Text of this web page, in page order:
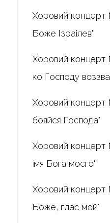
Хоровий концерт
Боже Ізраілев"
Хоровий концерт
ко Господу
Хоровий
бояйся Господа"
Хоровий
імя Бога моєго"
Хоровий
Боже, глас мой"